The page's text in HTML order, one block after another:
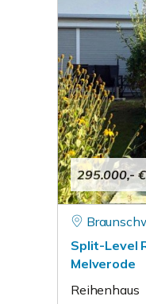
295.000,- €
Split-Level
Melverode
Reihenhaus